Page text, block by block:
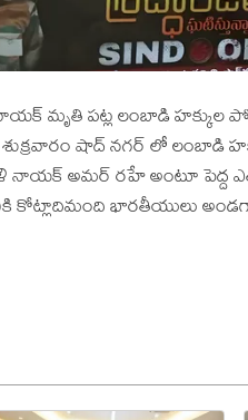
పట్ల లంబాడి హక్కుల
శుక్రవారం షాద్ నగర్ లో లంబాడి
నాయక్ అమర్ రహే అంటూ పెద్ద
కోట్లాదిమంది భారతీయులు అండగా